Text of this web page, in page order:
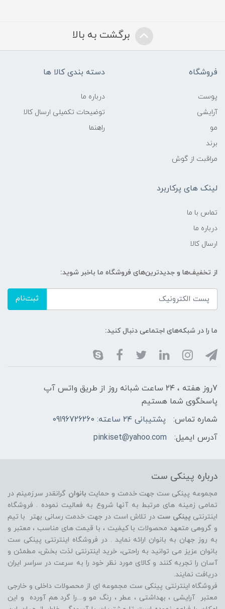
برگشت به بالا
فروشگاه
پوست
آرایشی
مو
برند
مراقبت از گوش
دسته بندی کالا ها
درباره ما
توضیحات تکمیلی ارسال کالا
راهنما
لینک های پرکاربرد
تماس با ما
درباره ما
ارسال کالا
از تخفیف‌ها و جدیدترین‌های فروشگاه ما باخبر شوید:
ثبت‌نام
ما را در شبکه‌های اجتماعی دنبال کنید:
7روز هفته ، ۲۴ ساعت شبانه‌ روز از طریق واتس آپ
پاسخگوی شما هستیم
شماره تماس:
پشتیبانی ۲۴ ساعته: 09196726260
آدرس ایمیل:
pinkiset@yahoo.com
درباره پینکی ست
مجموعه پینکی ست جهت خدمت و حمایت بانوان گرانقدر سرزمینم در
تمامی زمینه های مرتبط به آنها شروع به فعالیت نموده . فروشگاه
اینترنتی پینکی ست در تلاش است در جهت خدمت رسانی بهتر با تیم
و گروهی متعهد محصولات با کیفیت ، با قیمت های مناسب ، معتبر و
به روز جهان به بانوان ارائه نماید . در فروشگاه اینترنتی پینکی ست
بانوان عزیز می توانيد به راحتی، خرید اینترنتی لذت بخش، مطمئن و
آسان را تجربه کنند و کالای مورد نظر خود را به سرعت در سراسر ایران
دریافت نمایند.
فروشگاه اینترنتی پینکی ست مجموعه ای از محصولات داخلی و خارجی
معتبر آرایشی ، بهداشتی ، عطر ، رنگ مو و....را گرد هم آورده و اين